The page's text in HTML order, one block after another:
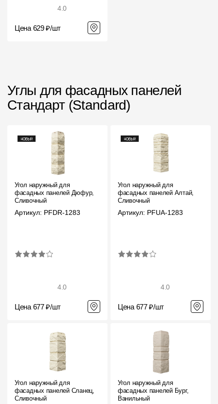
4.0
Цена 629 ₽/шт
Углы для фасадных панелей
Стандарт (Standard)
Угол наружный для
фасадных панелей Дюфур,
Сливочный
Артикул: PFDR-1283
4.0
Цена 677 ₽/шт
Угол наружный для
фасадных панелей Алтай,
Сливочный
Артикул: PFUA-1283
4.0
Цена 677 ₽/шт
Угол наружный для
фасадных панелей Сланец,
Сливочный
Угол наружный для
фасадных панелей Бург,
Ванильный